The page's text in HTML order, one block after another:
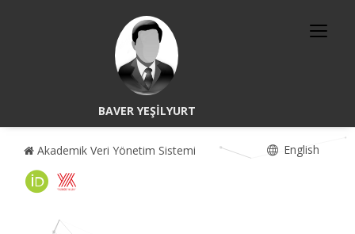
BAVER YEŞİLYURT
Akademik Veri Yönetim Sistemi English